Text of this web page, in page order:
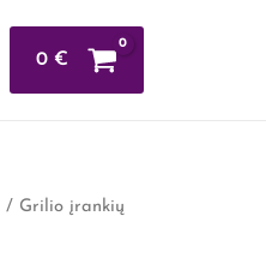
0 €
/ Grilio įrankių